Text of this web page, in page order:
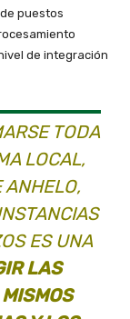
puestos
de integración
TODA
LOCAL,
ANHELO,
ES UNA
LAS